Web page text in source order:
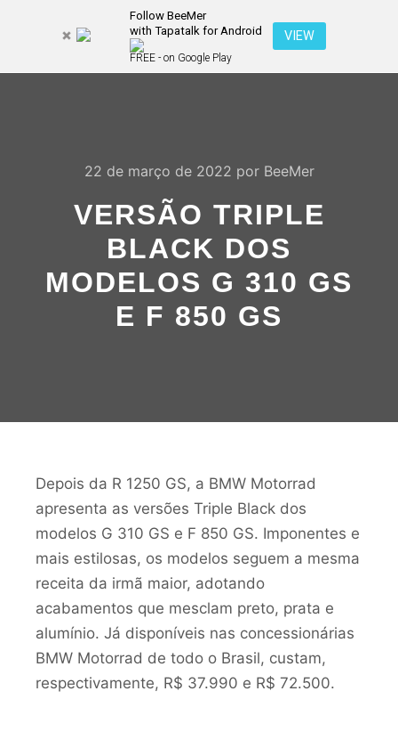
Follow BeeMer
with Tapatalk for Android
FREE - on Google Play
VIEW
22 de março de 2022 por BeeMer
VERSÃO TRIPLE
BLACK DOS
MODELOS G 310 GS
E F 850 GS
Depois da R 1250 GS, a BMW Motorrad
apresenta as versões Triple Black dos
modelos G 310 GS e F 850 GS. Imponentes e
mais estilosas, os modelos seguem a mesma
receita da irmã maior, adotando
acabamentos que mesclam preto, prata e
alumínio. Já disponíveis nas concessionárias
BMW Motorrad de todo o Brasil, custam,
respectivamente, R$ 37.990 e R$ 72.500.